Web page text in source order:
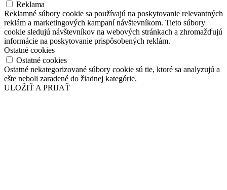
Reklama
Reklamné súbory cookie sa používajú na poskytovanie relevantných
reklám a marketingových kampaní návštevníkom. Tieto súbory
cookie sledujú návštevníkov na webových stránkach a zhromažďujú
informácie na poskytovanie prispôsobených reklám.
Ostatné cookies
Ostatné cookies
Ostatné nekategorizované súbory cookie sú tie, ktoré sa analyzujú a
ešte neboli zaradené do žiadnej kategórie.
ULOŽIŤ A PRIJAŤ